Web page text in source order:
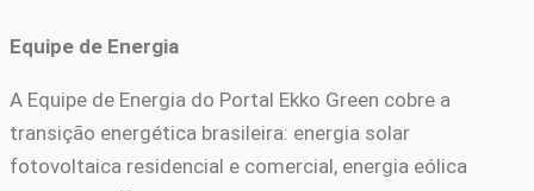
Equipe de Energia
A Equipe de Energia do Portal Ekko Green cobre a
transição energética brasileira: energia solar
fotovoltaica residencial e comercial, energia eólica